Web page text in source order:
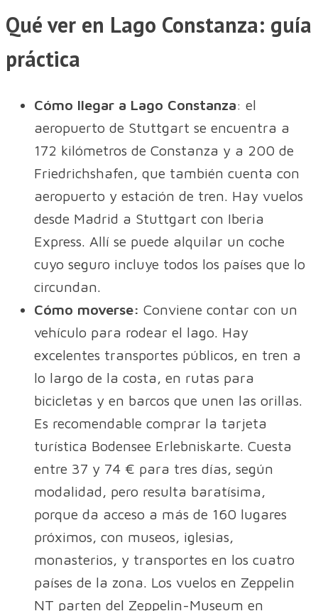
Qué ver en Lago Constanza: guía
práctica
Cómo llegar a Lago Constanza: el
aeropuerto de Stuttgart se encuentra a
172 kilómetros de Constanza y a 200 de
Friedrichshafen, que también cuenta con
aeropuerto y estación de tren. Hay vuelos
desde Madrid a Stuttgart con Iberia
Express. Allí se puede alquilar un coche
cuyo seguro incluye todos los países que lo
circundan.
Cómo moverse: Conviene contar con un
vehículo para rodear el lago. Hay
excelentes transportes públicos, en tren a
lo largo de la costa, en rutas para
bicicletas y en barcos que unen las orillas.
Es recomendable comprar la tarjeta
turística Bodensee Erlebniskarte. Cuesta
entre 37 y 74 € para tres días, según
modalidad, pero resulta baratísima,
porque da acceso a más de 160 lugares
próximos, con museos, iglesias,
monasterios, y transportes en los cuatro
países de la zona. Los vuelos en Zeppelin
NT parten del Zeppelin-Museum en